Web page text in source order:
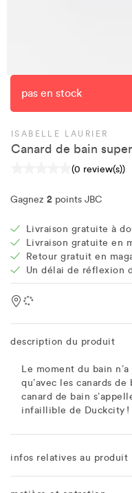
pas en stock
ISABELLE LAURIER
Canard de bain
(0 review(s))
Gagnez 2 points JBC
Livraison gratuite à
Livraison gratuite en
Retour gratuit en
Un délai de réflexion
Location
description du produit
Le moment du bain
qu’avec les canards
canard de bain
infaillible de Duckcity !
infos relatives au produit